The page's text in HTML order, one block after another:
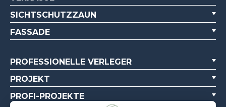
SICHTSCHUTZZAUN
FASSADE
PROFESSIONELLE VERLEGER
PROJEKT
PROFI-PROJEKTE